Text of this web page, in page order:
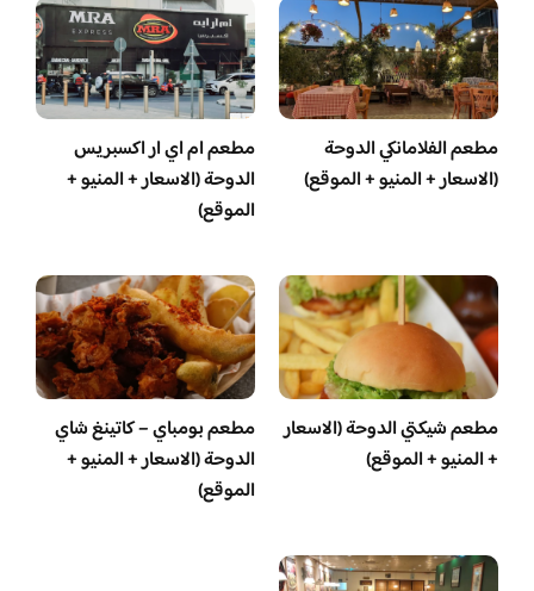
مطعم الفلامانكي الدوحة
(الاسعار + المنيو + الموقع)
مطعم ام اي ار اكسبريس
الدوحة (الاسعار + المنيو +
الموقع)
مطعم شيكتي الدوحة (الاسعار
+ المنيو + الموقع)
مطعم بومباي – كاتينغ شاي
الدوحة (الاسعار + المنيو +
الموقع)